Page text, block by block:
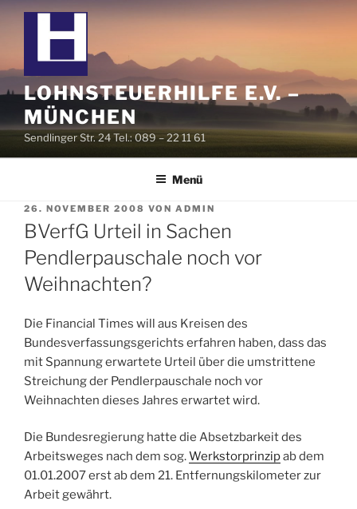
Zum
LOHNSTEUERHILFE E.V. –
MÜNCHEN
Sendlinger Str. 24 Tel.: 089 – 22 11 61
Menü
VERÖFFENTLICHT
AM
26. NOVEMBER 2008 VON ADMIN
BVerfG Urteil in Sachen
Pendlerpauschale noch vor
Weihnachten?
Die Financial Times will aus Kreisen des
Bundesverfassungsgerichts erfahren haben, dass das
mit Spannung erwartete Urteil über die umstrittene
Streichung der Pendlerpauschale noch vor
Weihnachten dieses Jahres erwartet wird.
Die Bundesregierung hatte die Absetzbarkeit des
Arbeitsweges nach dem sog.Werkstorprinzipab dem
01.01.2007 erst ab dem 21. Entfernungskilometer zur
Arbeit gewährt.